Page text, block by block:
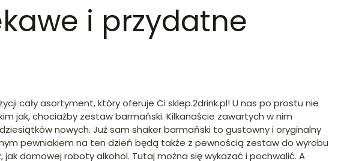
i przydatne
cały asortyment, który oferuje Ci sklep.2drink.pl! U nas po prostu nie
jak, chociażby zestaw barmański. Kilkanaście zawartych w nim
nowych. Już sam shaker barmański to gustowny i oryginalny
pewniakiem na ten dzień będą także z pewnością zestaw do wyrobu
domowej roboty alkohol. Tutaj można się wykazać i pochwalić. A